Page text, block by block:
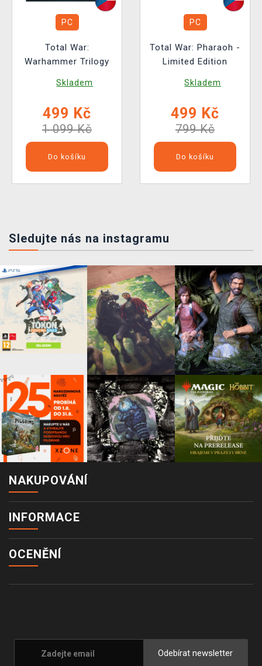
PC
Total War:
Warhammer Trilogy
Skladem
499 Kč
1 099 Kč
Do košíku
PC
Total War: Pharaoh -
Limited Edition
Skladem
499 Kč
799 Kč
Do košíku
Sledujte nás na instagramu
NAKUPOVÁNÍ
INFORMACE
OCENĚNÍ
Odebírat newsletter